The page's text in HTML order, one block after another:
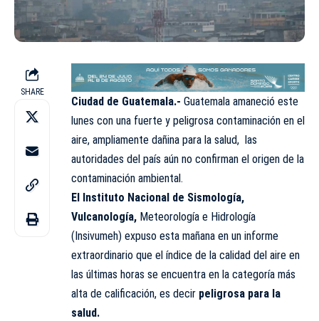
SHARE
Ciudad de Guatemala.- Guatemala amaneció este
lunes con una fuerte y peligrosa contaminación en el
aire, ampliamente dañina para la salud, las
autoridades del país aún no confirman el origen de la
contaminación ambiental.
El Instituto Nacional de Sismología,
Vulcanología, Meteorología e Hidrología
(Insivumeh) expuso esta mañana en un informe
extraordinario que el índice de la calidad del aire en
las últimas horas se encuentra en la categoría más
alta de calificación, es decir peligrosa para la
salud.